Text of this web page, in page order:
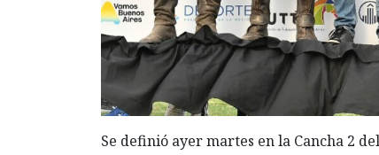
Se definió ayer martes en la Cancha 2